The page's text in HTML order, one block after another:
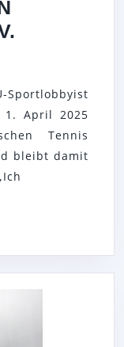
V.:
CHRISTIAN
OHM
DEM
1. April 2025
Tennis
bleibt damit